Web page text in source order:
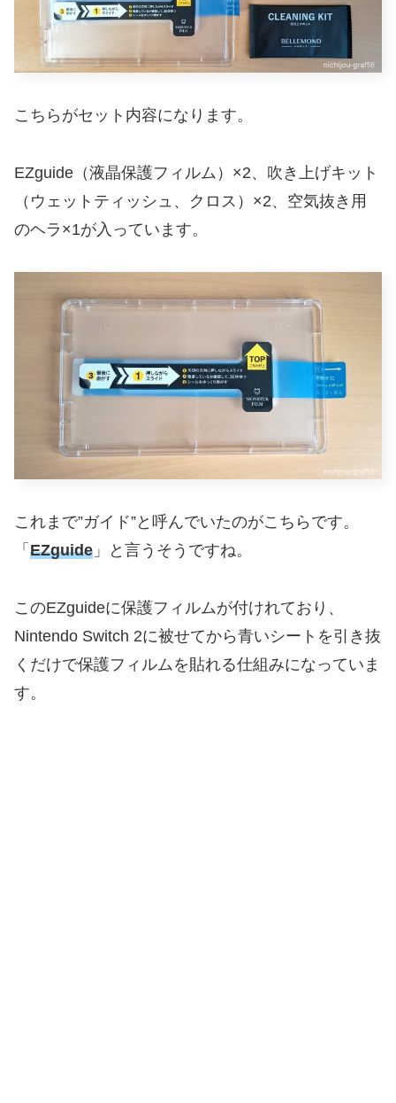
こちらがセット内容になります。
EZguide（液晶保護フィルム）×2、吹き上げキット
（ウェットティッシュ、クロス）×2、空気抜き用
のヘラ×1が入っています。
これまで”ガイド”と呼んでいたのがこちらです。
「 EZguide 」と言うそうですね。
このEZguideに保護フィルムが付けれており、
Nintendo Switch 2に被せてから青いシートを引き抜
くだけで保護フィルムを貼れる仕組みになっていま
す。